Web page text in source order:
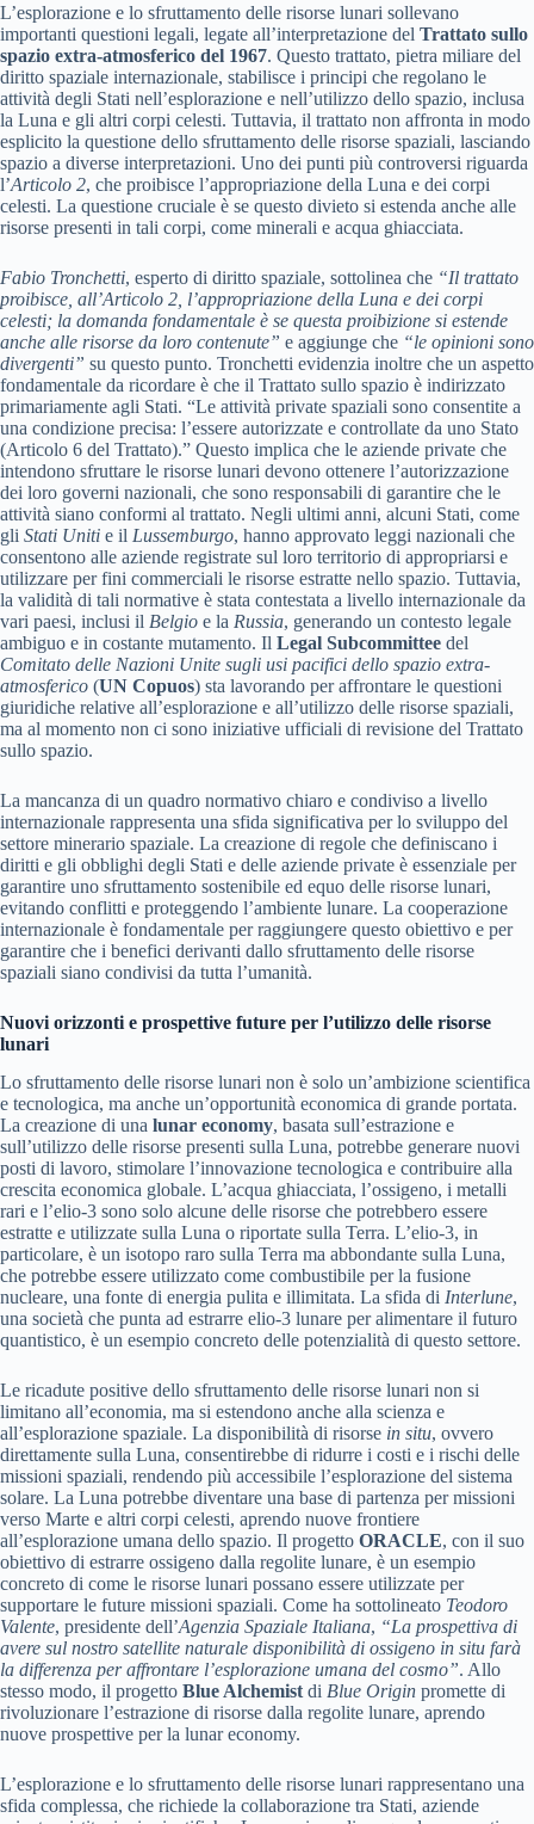
L’esplorazione e lo sfruttamento delle risorse lunari sollevano
importanti questioni legali, legate all’interpretazione del Trattato sullo
spazio extra-atmosferico del 1967. Questo trattato, pietra miliare del
diritto spaziale internazionale, stabilisce i principi che regolano le
attività degli Stati nell’esplorazione e nell’utilizzo dello spazio, inclusa
la Luna e gli altri corpi celesti. Tuttavia, il trattato non affronta in modo
esplicito la questione dello sfruttamento delle risorse spaziali, lasciando
spazio a diverse interpretazioni. Uno dei punti più controversi riguarda
l’Articolo 2, che proibisce l’appropriazione della Luna e dei corpi
celesti. La questione cruciale è se questo divieto si estenda anche alle
risorse presenti in tali corpi, come minerali e acqua ghiacciata.
Fabio Tronchetti, esperto di diritto spaziale, sottolinea che “Il trattato
proibisce, all’Articolo 2, l’appropriazione della Luna e dei corpi
celesti; la domanda fondamentale è se questa proibizione si estende
anche alle risorse da loro contenute” e aggiunge che “le opinioni sono
divergenti” su questo punto. Tronchetti evidenzia inoltre che un aspetto
fondamentale da ricordare è che il Trattato sullo spazio è indirizzato
primariamente agli Stati. “Le attività private spaziali sono consentite a
una condizione precisa: l’essere autorizzate e controllate da uno Stato
(Articolo 6 del Trattato).” Questo implica che le aziende private che
intendono sfruttare le risorse lunari devono ottenere l’autorizzazione
dei loro governi nazionali, che sono responsabili di garantire che le
attività siano conformi al trattato. Negli ultimi anni, alcuni Stati, come
gli Stati Uniti e il Lussemburgo, hanno approvato leggi nazionali che
consentono alle aziende registrate sul loro territorio di appropriarsi e
utilizzare per fini commerciali le risorse estratte nello spazio. Tuttavia,
la validità di tali normative è stata contestata a livello internazionale da
vari paesi, inclusi il Belgio e la Russia, generando un contesto legale
ambiguo e in costante mutamento. Il Legal Subcommittee del
Comitato delle Nazioni Unite sugli usi pacifici dello spazio extra-
atmosferico (UN Copuos) sta lavorando per affrontare le questioni
giuridiche relative all’esplorazione e all’utilizzo delle risorse spaziali,
ma al momento non ci sono iniziative ufficiali di revisione del Trattato
sullo spazio.
La mancanza di un quadro normativo chiaro e condiviso a livello
internazionale rappresenta una sfida significativa per lo sviluppo del
settore minerario spaziale. La creazione di regole che definiscano i
diritti e gli obblighi degli Stati e delle aziende private è essenziale per
garantire uno sfruttamento sostenibile ed equo delle risorse lunari,
evitando conflitti e proteggendo l’ambiente lunare. La cooperazione
internazionale è fondamentale per raggiungere questo obiettivo e per
garantire che i benefici derivanti dallo sfruttamento delle risorse
spaziali siano condivisi da tutta l’umanità.
Nuovi orizzonti e prospettive future per l’utilizzo delle risorse
lunari
Lo sfruttamento delle risorse lunari non è solo un’ambizione scientifica
e tecnologica, ma anche un’opportunità economica di grande portata.
La creazione di una lunar economy, basata sull’estrazione e
sull’utilizzo delle risorse presenti sulla Luna, potrebbe generare nuovi
posti di lavoro, stimolare l’innovazione tecnologica e contribuire alla
crescita economica globale. L’acqua ghiacciata, l’ossigeno, i metalli
rari e l’elio-3 sono solo alcune delle risorse che potrebbero essere
estratte e utilizzate sulla Luna o riportate sulla Terra. L’elio-3, in
particolare, è un isotopo raro sulla Terra ma abbondante sulla Luna,
che potrebbe essere utilizzato come combustibile per la fusione
nucleare, una fonte di energia pulita e illimitata. La sfida di Interlune,
una società che punta ad estrarre elio-3 lunare per alimentare il futuro
quantistico, è un esempio concreto delle potenzialità di questo settore.
Le ricadute positive dello sfruttamento delle risorse lunari non si
limitano all’economia, ma si estendono anche alla scienza e
all’esplorazione spaziale. La disponibilità di risorse in situ, ovvero
direttamente sulla Luna, consentirebbe di ridurre i costi e i rischi delle
missioni spaziali, rendendo più accessibile l’esplorazione del sistema
solare. La Luna potrebbe diventare una base di partenza per missioni
verso Marte e altri corpi celesti, aprendo nuove frontiere
all’esplorazione umana dello spazio. Il progetto ORACLE, con il suo
obiettivo di estrarre ossigeno dalla regolite lunare, è un esempio
concreto di come le risorse lunari possano essere utilizzate per
supportare le future missioni spaziali. Come ha sottolineato Teodoro
Valente, presidente dell’Agenzia Spaziale Italiana, “La prospettiva di
avere sul nostro satellite naturale disponibilità di ossigeno in situ farà
la differenza per affrontare l’esplorazione umana del cosmo”. Allo
stesso modo, il progetto Blue Alchemist di Blue Origin promette di
rivoluzionare l’estrazione di risorse dalla regolite lunare, aprendo
nuove prospettive per la lunar economy.
L’esplorazione e lo sfruttamento delle risorse lunari rappresentano una
sfida complessa, che richiede la collaborazione tra Stati, aziende